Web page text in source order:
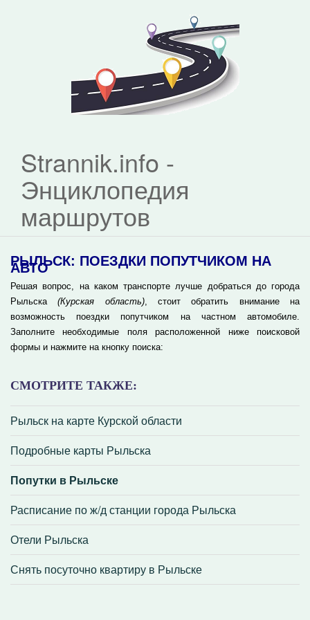
Strannik.info -
Энциклопедия
маршрутов
СМОТРИТЕ ТАКЖЕ:
Рыльск на карте Курской области
Подробные карты Рыльска
Попутки в Рыльске
Расписание по ж/д станции города Рыльска
Отели Рыльска
Снять посуточно квартиру в Рыльске
РЫЛЬСК: ПОЕЗДКИ ПОПУТЧИКОМ НА
АВТО
Решая вопрос, на каком транспорте лучше добраться до города
Рыльска(Курская область), стоит обратить внимание на
возможность поездки попутчиком на частном автомобиле.
Заполните необходимые поля расположенной ниже поисковой
формы и нажмите на кнопку поиска: